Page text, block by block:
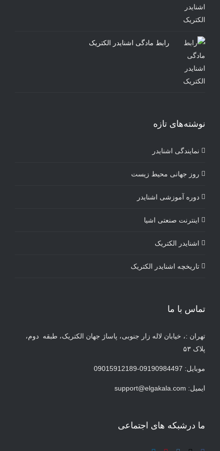
رابط مادگی اشنایدر الکتریک
نوشته‌های تازه
نمایندگی اشنایدر
روز جهانی محیط زیست
دوره آموزشی اشنایدر
اینترنت صنعتی اشیا
اشنایدر الکتریک
تاریخچه اشنایدر الکتریک
تماس با ما
تهران :، خیابان لاله زار جنوبی، پاساژ جهان الکتریک، طبقه دوم،
پلاک ۵۳
موبایل: 09190984497-09015912189
ایمیل: support@elgakala.com
ما درشبکه های اجتماعی